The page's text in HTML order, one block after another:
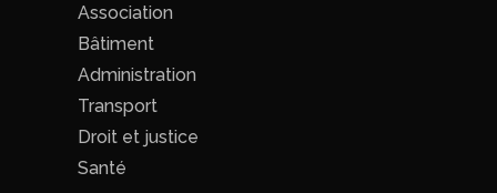
Association
Bâtiment
Administration
Transport
Droit et justice
Santé